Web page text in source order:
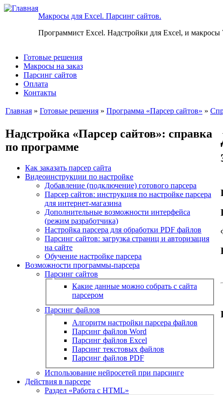
Макросы для Excel. Парсинг сайтов.
Программист Excel. Надстройки для Excel, и макросы
Готовые решения
Макросы на заказ
Парсинг сайтов
Оплата
Контакты
Главная » Готовые решения » Программа «Парсер сайтов» »
Надстройка «Парсер сайтов»: справка
по программе
Как заказать парсер сайта
Видеоинструкции по настройке
Добавление (подключение) готового парсера
Парсер сайтов: инструкция по настройке парсера
для интернет-магазина
Дополнительные возможности интерфейса
(режим разработчика)
Настройка парсера для обработки PDF файлов
Парсинг сайтов: загрузка страниц и авторизация
на сайте
Обучение настройке парсера
Возможности программы-парсера
Парсинг сайтов
Какие данные можно собрать с сайта
парсером
Парсинг файлов
Алгоритм настройки парсера файлов
Парсинг файлов Word
Парсинг файлов Excel
Парсинг текстовых файлов
Парсинг файлов PDF
Использование нейросетей при парсинге
Действия в парсере
Раздел «Работа с HTML»